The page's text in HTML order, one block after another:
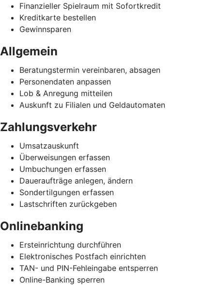
Finanzieller Spielraum mit Sofortkredit
Kreditkarte bestellen
Gewinnsparen
Allgemein
Beratungstermin vereinbaren, absagen
Personendaten anpassen
Lob & Anregung mitteilen
Auskunft zu Filialen und Geldautomaten
Zahlungsverkehr
Umsatzauskunft
Überweisungen erfassen
Umbuchungen erfassen
Daueraufträge anlegen, ändern
Sondertilgungen erfassen
Lastschriften zurückgeben
Onlinebanking
Ersteinrichtung durchführen
Elektronisches Postfach einrichten
TAN- und PIN-Fehleingabe entsperren
Online-Banking sperren